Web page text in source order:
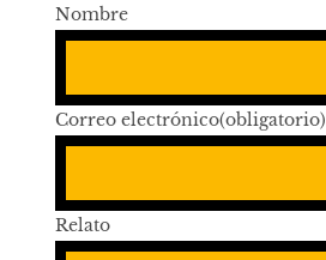
Nombre
Correo electrónico(obligatorio)
Relato